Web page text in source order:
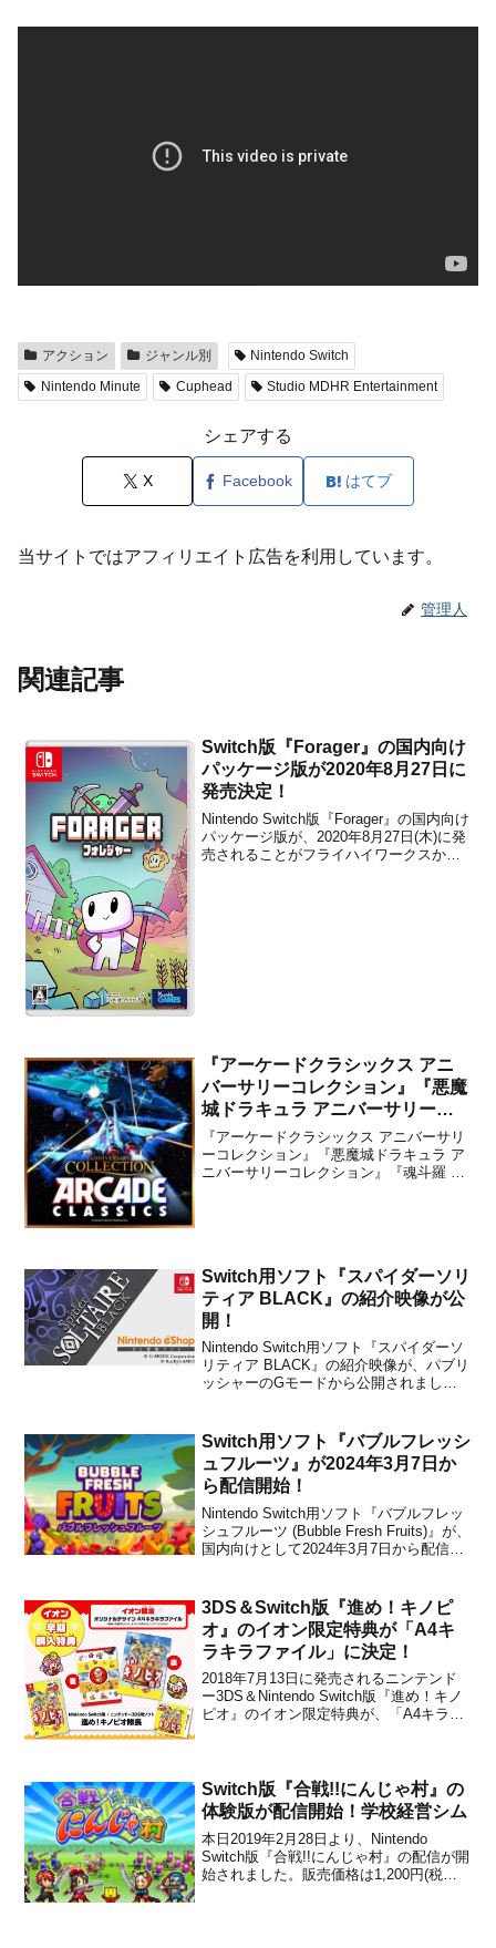
アクション ジャンル別
Nintendo Switch
Nintendo Minute
Cuphead Studio MDHR Entertainment
シェアする
X Facebook はてブ
当サイトではアフィリエイト広告を利用しています。
管理人
関連記事
Switch版『Forager』の国内向け
パッケージ版が2020年8月27日に
発売決定！
Nintendo Switch版『Forager』の国内向け
パッケージ版が、2020年8月27日(木)に発
売されることがフライハイワークスから
『アーケードクラシックス アニ
バーサリーコレクション』『悪魔
城ドラキュラ アニバーサリーコ
レクション』『魂斗羅 アニバー
サリーコレクション』で更新デー
タが2019年6月19日から配信開
『アーケードクラシックス アニバーサリ
ーコレクション』『悪魔城ドラキュラ ア
ニバーサリーコレクション』『魂斗羅 ア
Switch用ソフト『スパイダーソリ
ティア BLACK』の紹介映像が公
開！
Nintendo Switch用ソフト『スパイダーソ
リティア BLACK』の紹介映像が、パブリ
ッシャーのGモードから公開されまし
BLACK』は、本日2018年10月25日より配
信が開始となりました。販売価格は5...
Switch用ソフト『バブルフレッシ
ュフルーツ』が2024年3月7日か
ら配信開始！
Nintendo Switch用ソフト『バブルフレッ
シュフルーツ (Bubble Fresh Fruits)』が、
国内向けとして2024年3月7日から配信開
23時59分までは割引価格で購入する...
3DS＆Switch版『進め！キノピ
オ』のイオン限定特典が「A4キ
ラキラファイル」に決定！
2018年7月13日に発売されるニンテンド
ー3DS＆Nintendo Switch版『進め！キノ
ピオ』のイオン限定特典が、「A4キラキ
いてきます。●Nintendo Swi...
Switch版『合戦!!にんじゃ村』の
体験版が配信開始！学校経営シム
本日2019年2月28日より、Nintendo
Switch版『合戦!!にんじゃ村』の配信が開
始されました。販売価格は1,200円(税込)